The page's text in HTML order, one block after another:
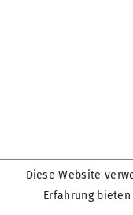
Diese Website
Erfahrung